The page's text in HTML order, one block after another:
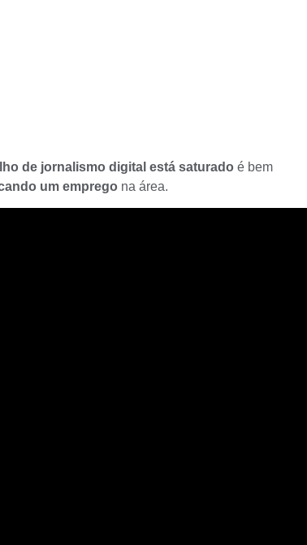
de jornalismo digital está saturado é bem
um emprego na área.